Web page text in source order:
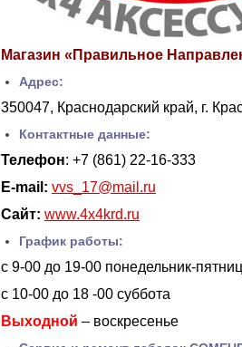
Магазин «Правильное
Адрес:
350047, Краснодарский край, г.
Контактные данные:
Телефон: +7 (861) 22-16-333
E-mail: vvs_17@mail.ru
Сайт: www.4x4krd.ru
График работы:
с 9-00 до 19-00 понедельник-
с 10-00 до 18 -00 суббота
Выходной – воскресенье